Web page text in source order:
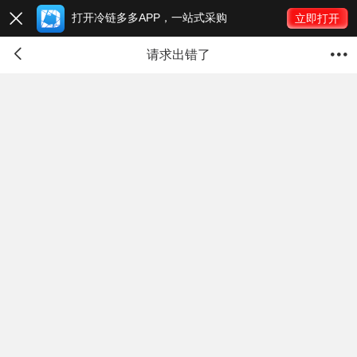
 打开冷链多多APP，一站式采购 立即打开
 请求出错了 